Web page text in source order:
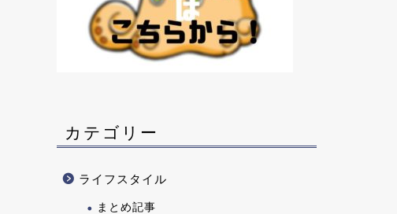
カテゴリー
ライフスタイル
まとめ記事